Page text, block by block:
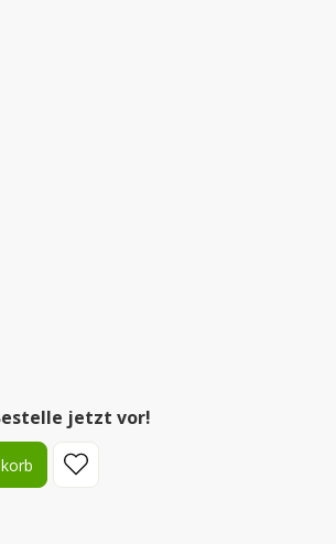
jetzt vor!
Wert ein oder benutze die